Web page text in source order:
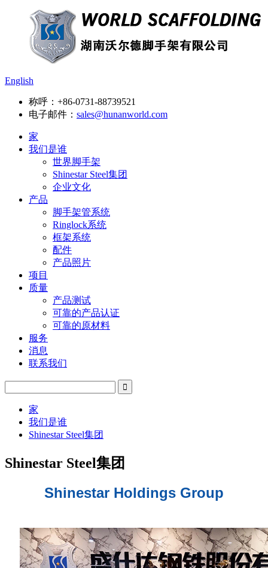
English
称呼： +86-0731-88739521
电子邮件： sales@hunanworld.com
家
我们是谁
世界脚手架
Shinestar Steel集团
企业文化
产品
脚手架管系统
Ringlock系统
框架系统
配件
产品照片
项目
质量
产品测试
可靠的产品认证
可靠的原材料
服务
消息
联系我们
家
我们是谁
Shinestar Steel集团
Shinestar Steel集团
Shinestar Holdings Group